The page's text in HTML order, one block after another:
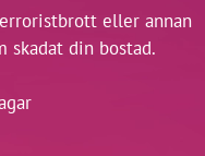
eller annan
din bostad.